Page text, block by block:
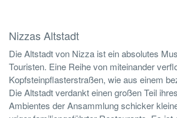
Nizzas Altstadt
Die Altstadt von Nizza ist ein absolutes
Touristen. Eine Reihe von miteinander
Kopfsteinpflasterstraßen, wie aus einem
Die Altstadt verdankt einen großen Teil
Ambientes der Ansammlung schicker